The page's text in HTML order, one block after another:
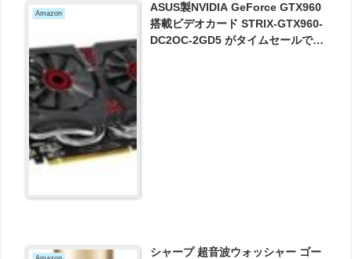
Amazon
ASUS製NVIDIA GeForce GTX960
搭載ビデオカード STRIX-GTX960-
DC2OC-2GD5 がタイムセールで
シャープ 超音波ウォッシャー ゴー